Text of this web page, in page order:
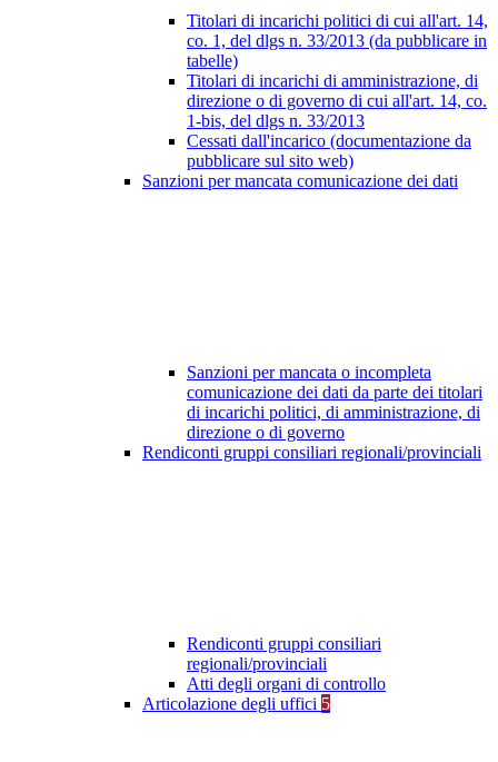
Titolari di incarichi politici di cui all'art. 14,
co. 1, del dlgs n. 33/2013 (da pubblicare in
tabelle)
Titolari di incarichi di amministrazione, di
direzione o di governo di cui all'art. 14, co.
1-bis, del dlgs n. 33/2013
Cessati dall'incarico (documentazione da
pubblicare sul sito web)
Sanzioni per mancata comunicazione dei dati
Sanzioni per mancata o incompleta
comunicazione dei dati da parte dei titolari
di incarichi politici, di amministrazione, di
direzione o di governo
Rendiconti gruppi consiliari regionali/provinciali
Rendiconti gruppi consiliari
regionali/provinciali
Atti degli organi di controllo
Articolazione degli uffici 5